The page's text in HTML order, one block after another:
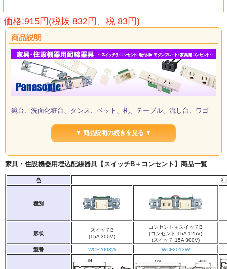
価格:915円(税抜 832円、税 83円)
商品説明
鏡台、洗面化粧台、タンス、ベット、机、テーブル、流し台、ワゴ
3.コード接続はフル端子式速結端子を採用して、均一結線による信頼性向上を図っていま
4.プレートははめ込み式です。
5.裏面の渡りリード線は配線済みです。
▼ 商品説明の続きを見る ▼
家具・住設機器用埋込配線器具【スイッチB＋コンセント】商品一覧
色 ミ
種別
形状
スイッチB
(15A 300V)
コンセント＋スイッチB
(コンセント 15A 125V)
(スイッチ 15A 300V)
型番
WCF2003W WCF2013W